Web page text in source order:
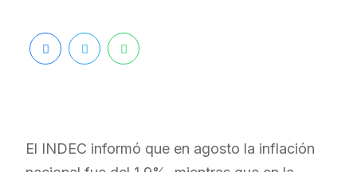
El INDEC informó que en agosto la inflación